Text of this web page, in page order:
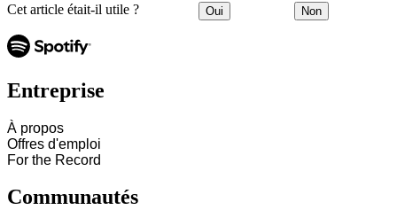
Cet article était-il utile ? Oui Non
Entreprise
À propos
Offres d'emploi
For the Record
Communautés